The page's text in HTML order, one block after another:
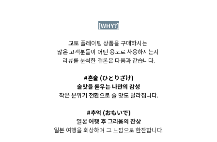
[WHY?]
교토 플레이팅 상품을 구매하시는
많은 고객분들이 어떤 용도로 사용하시는지
리뷰를 분석한 결론은 다음과 같습니다.
#혼술(ひとりざけ)
술맛을 돋우는 나만의 감성
작은 분위기 전환으로 술 맛도 달라집니다.
#추억 (おもいで)
일본 여행 후 그리움의 잔상
일본 여행을 회상하며 그 느낌으로 한잔합니다.